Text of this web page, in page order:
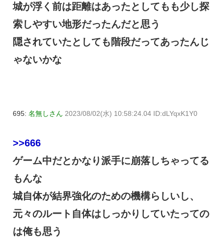
城が浮く前は距離はあったとしてもも少し探
索しやすい地形だったんだと思う
隠されていたとしても階段だってあったんじ
ゃないかな
695: 名無しさん 2023/08/02(水) 10:58:24.04 ID:dLYqxK1Y0
>>666
ゲーム中だとかなり派手に崩落しちゃってる
もんな
城自体が結界強化のための機構らしいし、
元々のルート自体はしっかりしていたっての
は俺も思う